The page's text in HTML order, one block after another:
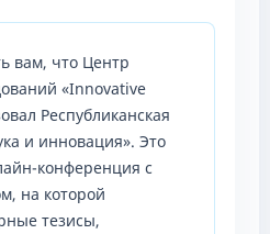
вам, что Центр
«Innovative
Республиканская
и инновация». Это
конференция с
на которой
тезисы,